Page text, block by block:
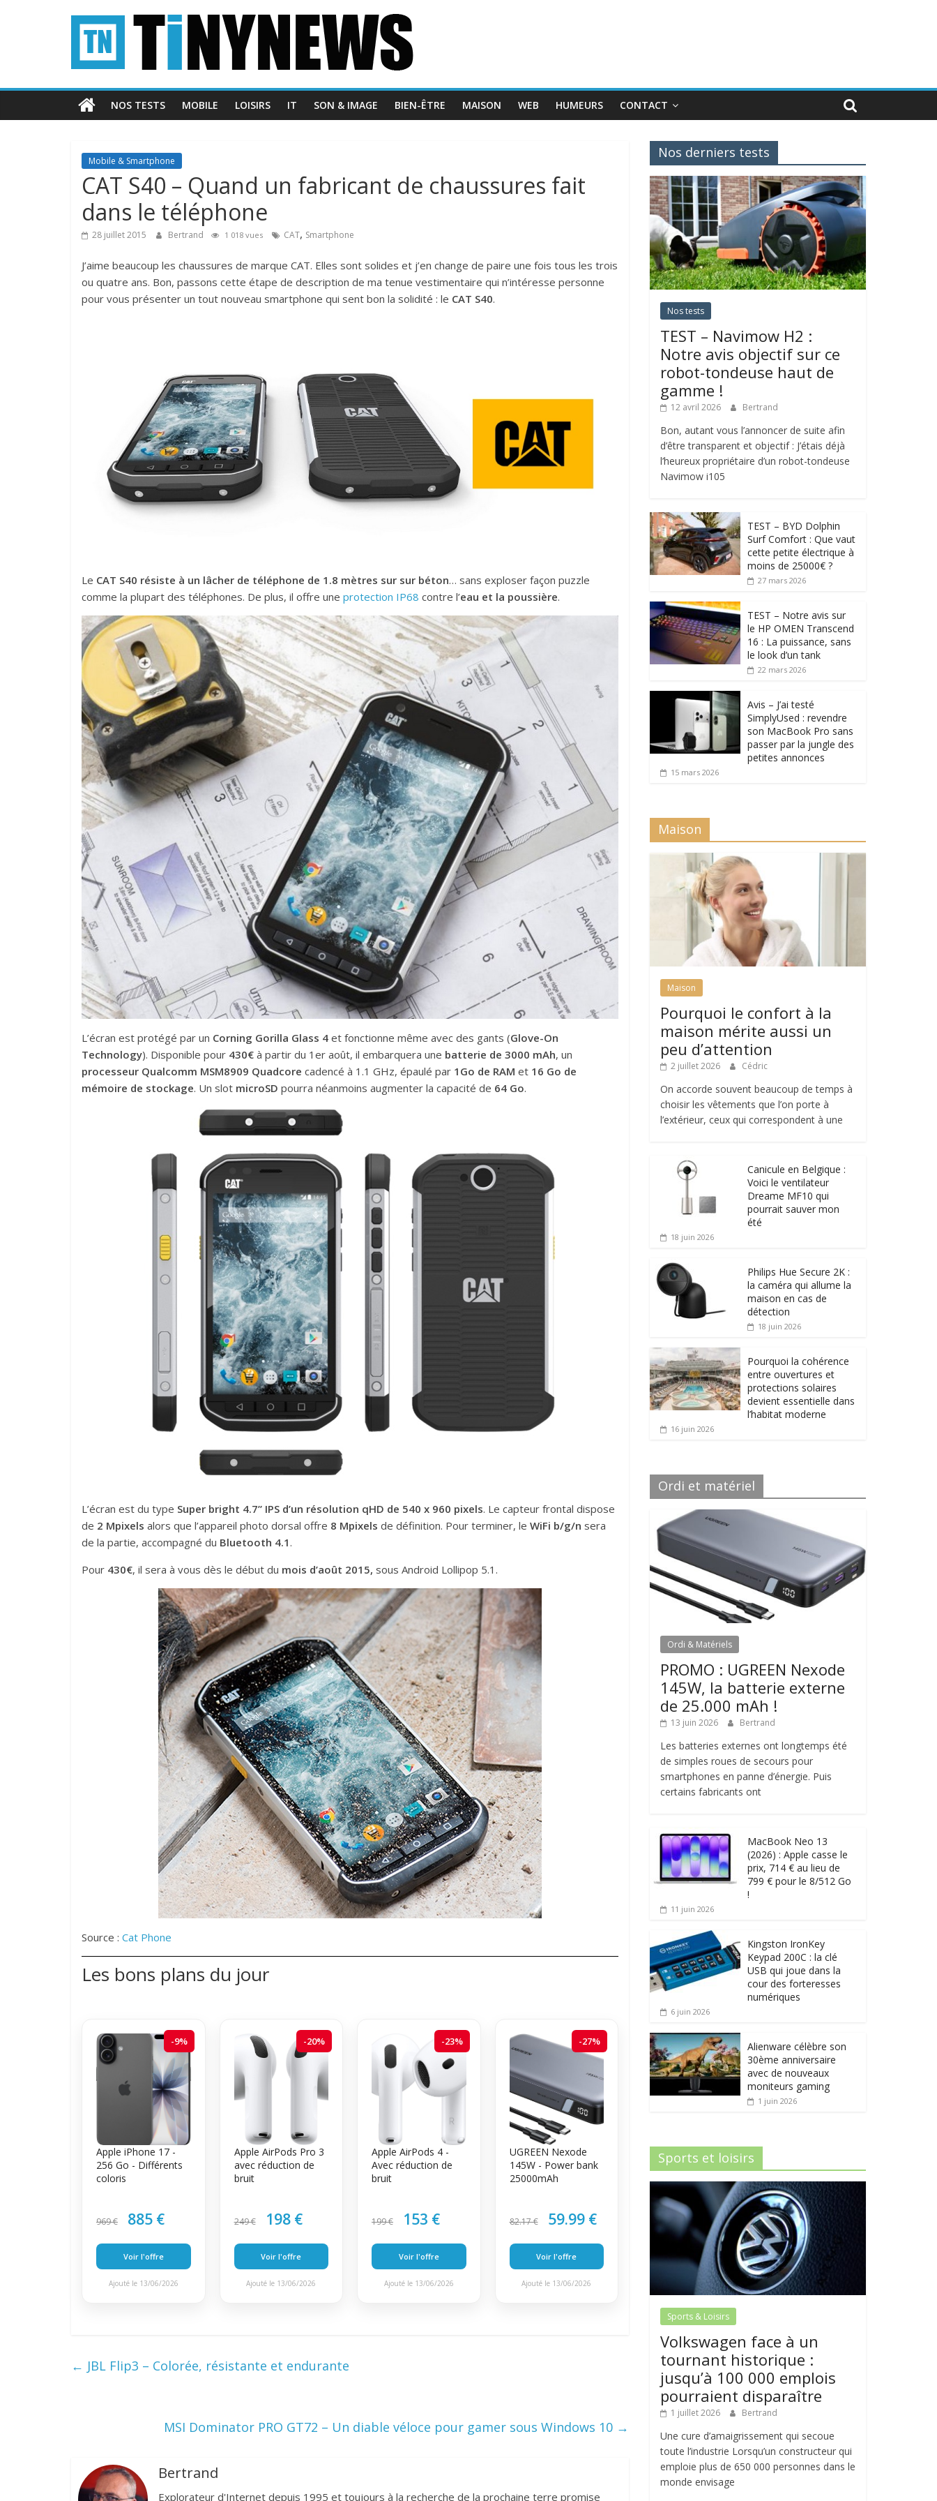
Tinynews
Le
belge
connectéNOS TESTS MOBILE LOISIRS IT SON & IMAGE BIEN-ÊTRE MAISON WEB HUMEURS CONTACT
Mobile & Smartphone
CAT S40 – Quand un fabricant de chaussures fait
dans le téléphone
28 juillet 2015 Bertrand 1 018 vues CAT, Smartphone
J’aime beaucoup les chaussures de marque CAT. Elles sont solides et j’en change de paire une fois tous les trois
ou quatre ans. Bon, passons cette étape de description de ma tenue vestimentaire qui n’intéresse personne
pour vous présenter un tout nouveau smartphone qui sent bon la solidité : le CAT S40.
Le CAT S40 résiste à un lâcher de téléphone de 1.8 mètres sur sur béton… sans exploser façon puzzle
comme la plupart des téléphones. De plus, il offre une protection IP68 contre l’eau et la poussière.
L’écran est protégé par un Corning Gorilla Glass 4 et fonctionne même avec des gants (Glove-On
Technology). Disponible pour 430€ à partir du 1er août, il embarquera une batterie de 3000 mAh, un
processeur Qualcomm MSM8909 Quadcore cadencé à 1.1 GHz, épaulé par 1Go de RAM et 16 Go de
mémoire de stockage. Un slot microSD pourra néanmoins augmenter la capacité de 64 Go.
L’écran est du type Super bright 4.7” IPS d’un résolution qHD de 540 x 960 pixels. Le capteur frontal dispose
de 2 Mpixels alors que l’appareil photo dorsal offre 8 Mpixels de définition. Pour terminer, le WiFi b/g/n sera
de la partie, accompagné du Bluetooth 4.1 .
Pour 430€, il sera à vous dès le début du mois d’août 2015, sous Android Lollipop 5.1.
Source : Cat Phone
Les bons plans du jour
-9%
Apple iPhone 17 -
256 Go - Différents
coloris
969 € 885 €
Voir l'offre
Ajouté le 13/06/2026
-20%
Apple AirPods Pro 3
avec réduction de
bruit
249 € 198 €
Voir l'offre
Ajouté le 13/06/2026
-23%
Apple AirPods 4 -
Avec réduction de
bruit
199 € 153 €
Voir l'offre
Ajouté le 13/06/2026
-27%
UGREEN Nexode
145W - Power bank
25000mAh
82.17 € 59.99 €
Voir l'offre
Ajouté le 13/06/2026
← JBL Flip3 – Colorée, résistante et endurante
MSI Dominator PRO GT72 – Un diable véloce pour gamer sous Windows 10 →
Bertrand
Explorateur d'Internet depuis 1995 et toujours à la recherche de la prochaine terre promise
Nos derniers tests
Nos tests
TEST – Navimow H2 :
Notre avis objectif sur ce
robot-tondeuse haut de
gamme !
12 avril 2026 Bertrand
Bon, autant vous l’annoncer de suite afin
d’être transparent et objectif : J’étais déjà
l’heureux propriétaire d’un robot-tondeuse
Navimow i105
TEST – BYD Dolphin
Surf Comfort : Que vaut
cette petite électrique à
moins de 25000€ ?
27 mars 2026
TEST – Notre avis sur
le HP OMEN Transcend
16 : La puissance, sans
le look d’un tank
22 mars 2026
Avis – J’ai testé
SimplyUsed : revendre
son MacBook Pro sans
passer par la jungle des
petites annonces
15 mars 2026
Maison
Maison
Pourquoi le confort à la
maison mérite aussi un
peu d’attention
2 juillet 2026 Cédric
On accorde souvent beaucoup de temps à
choisir les vêtements que l’on porte à
l’extérieur, ceux qui correspondent à une
Canicule en Belgique :
Voici le ventilateur
Dreame MF10 qui
pourrait sauver mon
été
18 juin 2026
Philips Hue Secure 2K :
la caméra qui allume la
maison en cas de
détection
18 juin 2026
Pourquoi la cohérence
entre ouvertures et
protections solaires
devient essentielle dans
l’habitat moderne
16 juin 2026
Ordi et matériel
Ordi & Matériels
PROMO : UGREEN Nexode
145W, la batterie externe
de 25.000 mAh !
13 juin 2026 Bertrand
Les batteries externes ont longtemps été
de simples roues de secours pour
smartphones en panne d’énergie. Puis
certains fabricants ont
MacBook Neo 13
(2026) : Apple casse le
prix, 714 € au lieu de
799 € pour le 8/512 Go
!
11 juin 2026
Kingston IronKey
Keypad 200C : la clé
USB qui joue dans la
cour des forteresses
numériques
6 juin 2026
Alienware célèbre son
30ème anniversaire
avec de nouveaux
moniteurs gaming
1 juin 2026
Sports et loisirs
Sports & Loisirs
Volkswagen face à un
tournant historique :
jusqu’à 100 000 emplois
pourraient disparaître
1 juillet 2026 Bertrand
Une cure d’amaigrissement qui secoue
toute l’industrie Lorsqu’un constructeur qui
emploie plus de 650 000 personnes dans le
monde envisage